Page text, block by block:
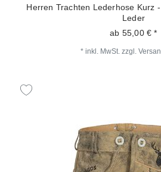
Herren Trachten Lederhose Kurz
Leder
ab 55,00 € *
* inkl. MwSt. zzgl.